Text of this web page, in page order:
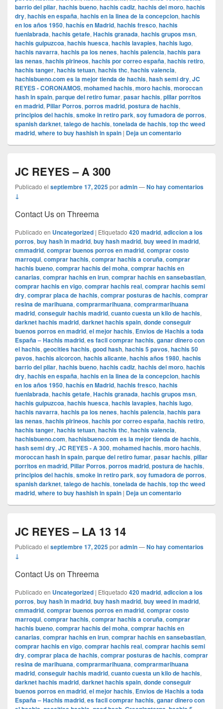
barrio del pilar, hachis bueno, hachis cadiz, hachis del moro, hachis
dry, hachis en españa, hachis en la linea de la concepcion, hachis
en los años 1950, hachís en Madrid, hachis fresco, hachis
fuenlabrada, hachis getafe, Hachis granada, hachis grupos msn,
hachis guipuzcoa, hachis huesca, hachis lavapies, hachis lugo,
hachis navarra, hachis pa los nenes, hachis palencia, hachis para
las nenas, hachis pirineos, hachis por correo españa, hachis retiro,
hachis tanger, hachis tetuan, hachis thc, hachis valencia,
hachisbueno.com es la mejor tienda de hachis, hash semi dry, JC
REYES - CORONAMOS, mohamed hachis, moro hachis, moroccan
hash in spain, parque del retiro fumar, pasar hachis, pillar porritos
en madrid, Pillar Porros, porros madrid, postura de hachis,
principios del hachis, smoke in retiro park, soy fumadora de porros,
spanish darknet, talego de hachis, tonelada de hachis, top thc weed
madrid, where to buy hashish in spain | Deja un comentario
JC REYES – A 300
Publicado el septiembre 17, 2025poradmin—No hay comentarios
↓
Contact Us on Threema
Publicado en Uncategorized | Etiquetado 420 madrid, adiccion a los
porros, buy hash in madrid, buy hash madrid, buy weed in madrid,
cmmadrid, comprar buenos porros en madrid, comprar costo
marroqui, comprar hachis, comprar hachis a coruña, comprar
hachis bueno, comprar hachis del moha, comprar hachis en
canarias, comprar hachis en irun, comprar hachis en sansebastian,
comprar hachis en vigo, comprar hachis real, comprar hachis semi
dry, comprar placa de hachis, comprar posturas de hachis, comprar
resina de marihuana, comprarmarihuana, comprarmarihuana
madrid, conseguir hachis madrid, cuanto cuesta un kilo de hachis,
darknet hachis madrid, darknet hachis spain, donde conseguir
buenos porros en madrid, el mejor hachis, Envios de Hachis a toda
España – Hachis madrid, es facil comprar hachis, ganar dinero con
el hachis, geocities hachis, good hash, hachis 5 pavos, hachis 50
pavos, hachis alcorcon, hachis alicante, hachis años 1980, hachis
barrio del pilar, hachis bueno, hachis cadiz, hachis del moro, hachis
dry, hachis en españa, hachis en la linea de la concepcion, hachis
en los años 1950, hachís en Madrid, hachis fresco, hachis
fuenlabrada, hachis getafe, Hachis granada, hachis grupos msn,
hachis guipuzcoa, hachis huesca, hachis lavapies, hachis lugo,
hachis navarra, hachis pa los nenes, hachis palencia, hachis para
las nenas, hachis pirineos, hachis por correo españa, hachis retiro,
hachis tanger, hachis tetuan, hachis thc, hachis valencia,
hachisbueno.com, hachisbueno.com es la mejor tienda de hachis,
hash semi dry, JC REYES - A 300, mohamed hachis, moro hachis,
moroccan hash in spain, parque del retiro fumar, pasar hachis, pillar
porritos en madrid, Pillar Porros, porros madrid, postura de hachis,
principios del hachis, smoke in retiro park, soy fumadora de porros,
spanish darknet, talego de hachis, tonelada de hachis, top thc weed
madrid, where to buy hashish in spain | Deja un comentario
JC REYES – LA 13 14
Publicado el septiembre 17, 2025poradmin—No hay comentarios
↓
Contact Us on Threema
Publicado en Uncategorized | Etiquetado 420 madrid, adiccion a los
porros, buy hash in madrid, buy hash madrid, buy weed in madrid,
cmmadrid, comprar buenos porros en madrid, comprar costo
marroqui, comprar hachis, comprar hachis a coruña, comprar
hachis bueno, comprar hachis del moha, comprar hachis en
canarias, comprar hachis en irun, comprar hachis en sansebastian,
comprar hachis en vigo, comprar hachis real, comprar hachis semi
dry, comprar placa de hachis, comprar posturas de hachis, comprar
resina de marihuana, comprarmarihuana, comprarmarihuana
madrid, conseguir hachis madrid, cuanto cuesta un kilo de hachis,
darknet hachis madrid, darknet hachis spain, donde conseguir
buenos porros en madrid, el mejor hachis, Envios de Hachis a toda
España – Hachis madrid, es facil comprar hachis, ganar dinero con